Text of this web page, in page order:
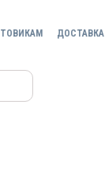
ДОСТАВКА